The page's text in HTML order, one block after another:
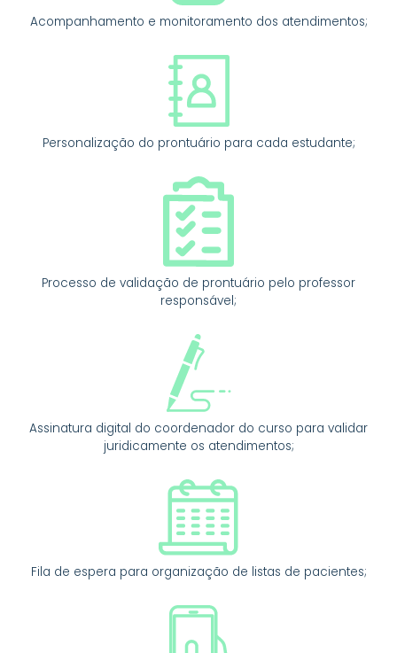
Acompanhamento e monitoramento dos atendimentos;
Personalização do prontuário para cada estudante;
Processo de validação de prontuário pelo professor
responsável;
Assinatura digital do coordenador do curso para validar
juridicamente os atendimentos;
Fila de espera para organização de listas de pacientes;